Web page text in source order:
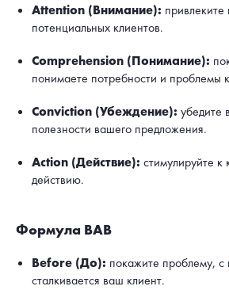
Attention (Внимание):
потенциальных клиентов.
Comprehension (Понимание):
понимаете потребности и проблемы
Conviction (Убеждение): убедите
полезности вашего предложения.
Action (Действие): стимулируйте к
действию.
Формула BAB
Before (До): покажите проблему, с
сталкивается ваш клиент.